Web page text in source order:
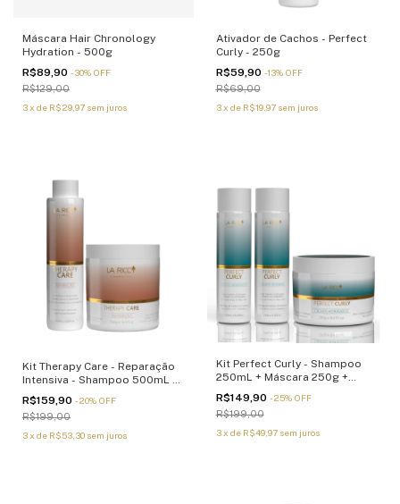
Máscara Hair Chronology
Hydration - 500g
R$89,90 -30% OFF
R$129,00
3x de R$29,97 sem juros
Ativador de Cachos - Perfect
Curly - 250g
R$59,90 -13% OFF
R$69,00
3 x de R$19,97 sem juros
Kit Therapy Care - Reparação
Intensiva - Shampoo 500mL e
Máscara 500g
R$159,90 -20% OFF
R$199,00
3x de R$53,30 sem juros
Kit Perfect Curly - Shampoo
250mL + Máscara 250g +
Ativador de Cachos 250g
R$149,90 -25% OFF
R$199,00
3 x de R$49,97 sem juros